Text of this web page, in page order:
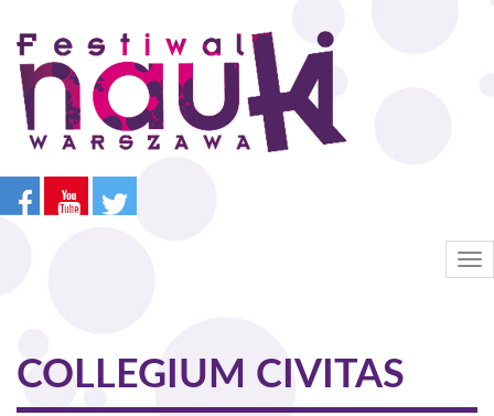
Przejdź
treści
COLLEGIUM CIVITAS